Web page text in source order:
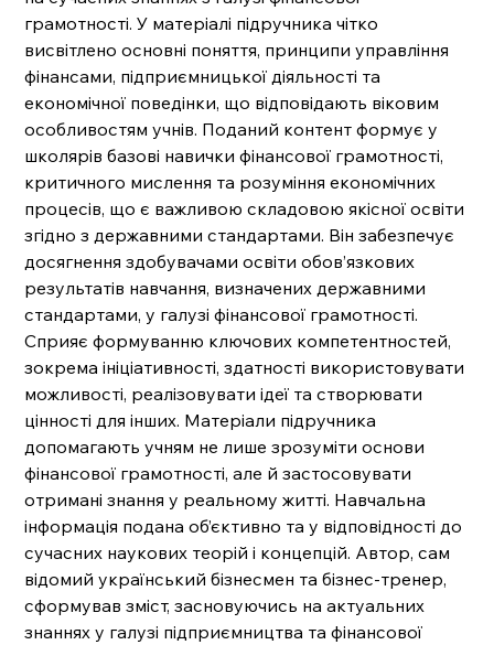
грамотності. У матеріалі підручника чітко
висвітлено основні поняття, принципи управління
фінансами, підприємницької діяльності та
економічної поведінки, що відповідають віковим
особливостям учнів. Поданий контент формує у
школярів базові навички фінансової грамотності,
критичного мислення та розуміння економічних
процесів, що є важливою складовою якісної освіти
згідно з державними стандартами. Він забезпечує
досягнення здобувачами освіти обов’язкових
результатів навчання, визначених державними
стандартами, у галузі фінансової грамотності.
Сприяє формуванню ключових компетентностей,
зокрема ініціативності, здатності використовувати
можливості, реалізовувати ідеї та створювати
цінності для інших. Матеріали підручника
допомагають учням не лише зрозуміти основи
фінансової грамотності, але й застосовувати
отримані знання у реальному житті. Навчальна
інформація подана об’єктивно та у відповідності до
сучасних наукових теорій і концепцій. Автор, сам
відомий український бізнесмен та бізнес-тренер,
сформував зміст, засновуючись на актуальних
знаннях у галузі підприємництва та фінансової